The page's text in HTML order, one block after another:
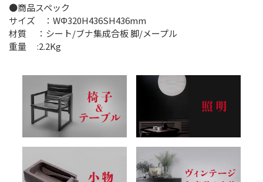
●商品スペック
サイズ ：WΦ320H436SH436mm
材質 ：シート/ブナ集成合板 脚/メープル
重量 :2.2Kg